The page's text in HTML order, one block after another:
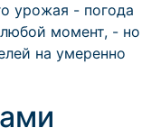
урожая - погода
момент, - но
на умеренно